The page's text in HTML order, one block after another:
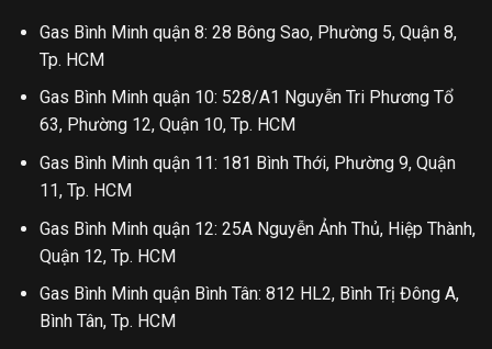
Gas Bình Minh quận 8: 28 Bông Sao, Phường 5, Quận 8,
Tp. HCM
Gas Bình Minh quận 10: 528/A1 Nguyễn Tri Phương Tổ
63, Phường 12, Quận 10, Tp. HCM
Gas Bình Minh quận 11: 181 Bình Thới, Phường 9, Quận
11, Tp. HCM
Gas Bình Minh quận 12: 25A Nguyễn Ảnh Thủ, Hiệp Thành,
Quận 12, Tp. HCM
Gas Bình Minh quận Bình Tân: 812 HL2, Bình Trị Đông A,
Bình Tân, Tp. HCM